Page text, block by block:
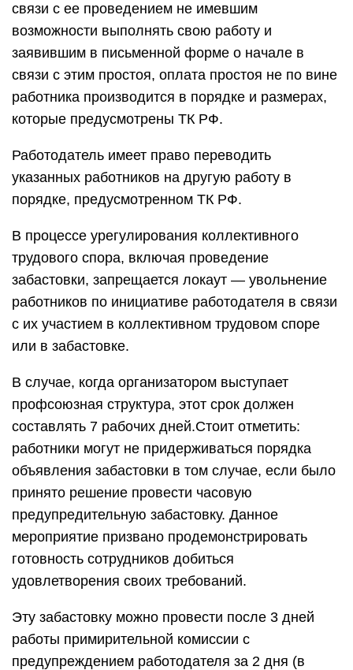
связи с ее проведением не имевшим
возможности выполнять свою работу и
заявившим в письменной форме о начале в
связи с этим простоя, оплата простоя не по вине
работника производится в порядке и размерах,
которые предусмотрены ТК РФ.
Работодатель имеет право переводить
указанных работников на другую работу в
порядке, предусмотренном ТК РФ.
В процессе урегулирования коллективного
трудового спора, включая проведение
забастовки, запрещается локаут — уволь­нение
работников по инициативе работодателя в связи
с их уча­стием в коллективном трудовом споре
или в забастовке.
В случае, когда организатором выступает
профсоюзная структура, этот срок должен
составлять 7 рабочих дней.Стоит отметить:
работники могут не придерживаться порядка
объявления забастовки в том случае, если было
принято решение провести часовую
предупредительную забастовку. Данное
мероприятие призвано продемонстрировать
готовность сотрудников добиться
удовлетворения своих требований.
Эту забастовку можно провести после 3 дней
работы примирительной комиссии с
предупреждением работодателя за 2 дня (в